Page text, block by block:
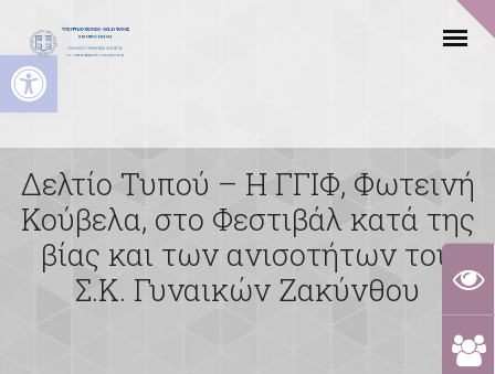
Ανοίξτε τη γραμμή εργαλείων
Δελτίο Τυπού – Η ΓΓΙΦ, Φωτεινή
Κούβελα, στο Φεστιβάλ κατά της
βίας και των ανισοτήτων του
Σ.Κ. Γυναικών Ζακύνθου